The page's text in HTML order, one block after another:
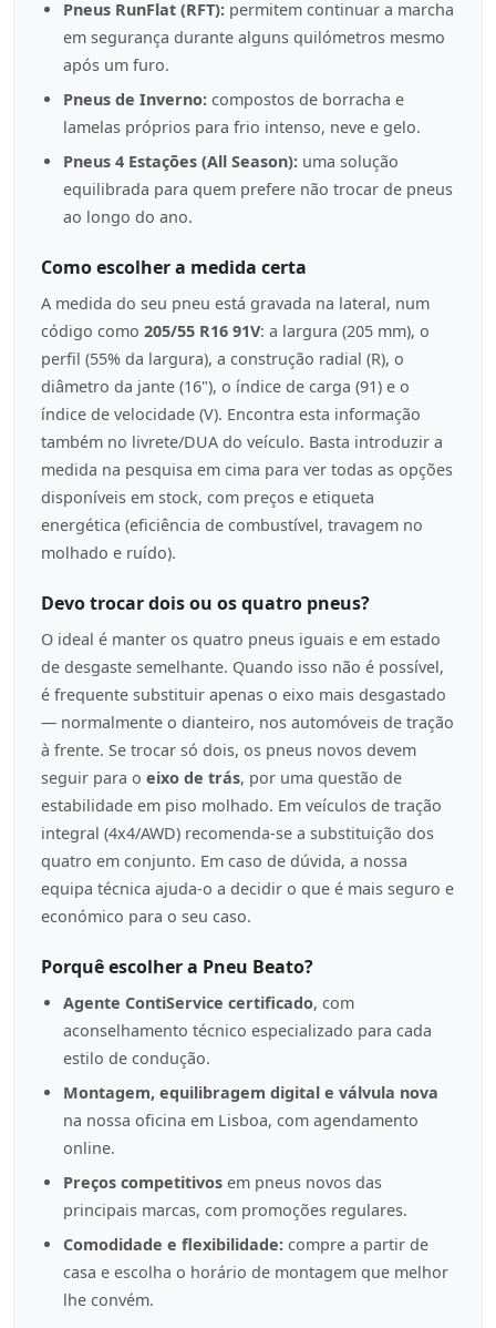
Pneus RunFlat (RFT): permitem continuar a marcha
em segurança durante alguns quilómetros mesmo
após um furo.
Pneus de Inverno: compostos de borracha e
lamelas próprios para frio intenso, neve e gelo.
Pneus 4 Estações (All Season): uma solução
equilibrada para quem prefere não trocar de pneus
ao longo do ano.
Como escolher a medida certa
A medida do seu pneu está gravada na lateral, num
código como 205/55 R16 91V: a largura (205 mm), o
perfil (55% da largura), a construção radial (R), o
diâmetro da jante (16"), o índice de carga (91) e o
índice de velocidade (V). Encontra esta informação
também no livrete/DUA do veículo. Basta introduzir a
medida na pesquisa em cima para ver todas as opções
disponíveis em stock, com preços e etiqueta
energética (eficiência de combustível, travagem no
molhado e ruído).
Devo trocar dois ou os quatro pneus?
O ideal é manter os quatro pneus iguais e em estado
de desgaste semelhante. Quando isso não é possível,
é frequente substituir apenas o eixo mais desgastado
— normalmente o dianteiro, nos automóveis de tração
à frente. Se trocar só dois, os pneus novos devem
seguir para o eixo de trás, por uma questão de
estabilidade em piso molhado. Em veículos de tração
integral (4x4/AWD) recomenda-se a substituição dos
quatro em conjunto. Em caso de dúvida, a nossa
equipa técnica ajuda-o a decidir o que é mais seguro e
económico para o seu caso.
Porquê escolher a Pneu Beato?
Agente ContiService certificado, com
aconselhamento técnico especializado para cada
estilo de condução.
Montagem, equilibragem digital e válvula nova
na nossa oficina em Lisboa, com agendamento
online.
Preços competitivos em pneus novos das
principais marcas, com promoções regulares.
Comodidade e flexibilidade: compre a partir de
casa e escolha o horário de montagem que melhor
lhe convém.